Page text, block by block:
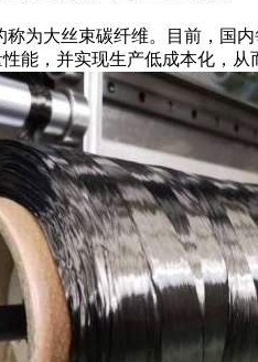
大丝束碳纤维。目前，国内
能，并实现生产低成本化，从